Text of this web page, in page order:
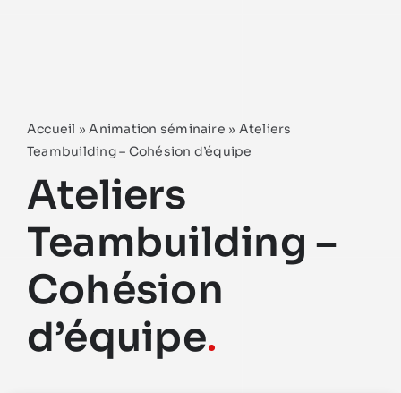
Accueil »Animation séminaire » Ateliers
Teambuilding – Cohésion d’équipe
Ateliers
Teambuilding –
Cohésion
d’équipe.